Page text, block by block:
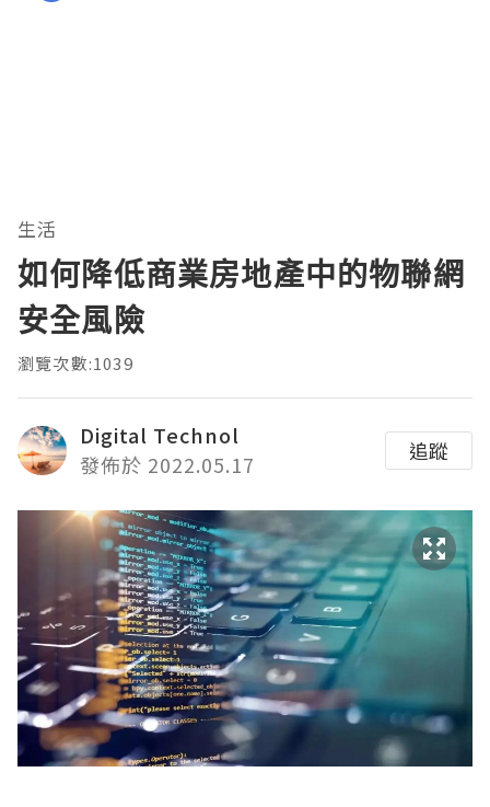
生活
如何降低商業房地產中的物聯網
安全風險
瀏覽次數:1039
Digital Technol
發佈於 2022.05.17
追蹤